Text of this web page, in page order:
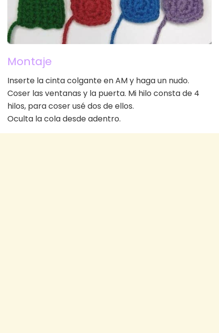
Montaje
Inserte la cinta colgante en AM y haga un nudo.
Coser las ventanas y la puerta. Mi hilo consta de 4
hilos, para coser usé dos de ellos.
Oculta la cola desde adentro.